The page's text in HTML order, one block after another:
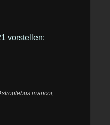
vorstellen:
mancoi,